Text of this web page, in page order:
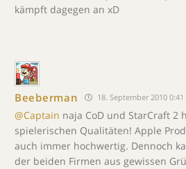
kämpft dagegen an xD
Beeberman 18. September 2010 0:41
@Captain naja CoD und StarCraft 2
spielerischen Qualitäten! Apple
auch immer hochwertig. Dennoch
der beiden Firmen aus gewissen